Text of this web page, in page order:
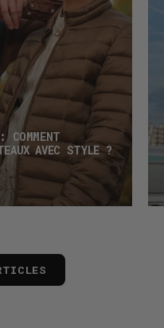
COMMENT
AVEC STYLE ?